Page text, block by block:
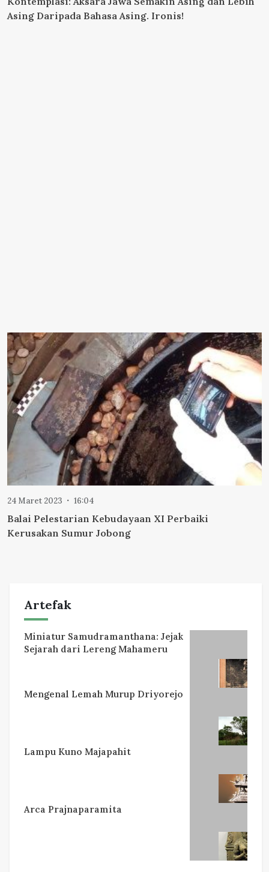
Asing Daripada Bahasa Asing. Ironis!
24 Maret 2023 16:04
Balai Pelestarian Kebudayaan XI Perbaiki
Kerusakan Sumur Jobong
Artefak
Miniatur Samudramanthana: Jejak
Sejarah dari Lereng Mahameru
Mengenal Lemah Murup Driyorejo
Lampu Kuno Majapahit
Arca Prajnaparamita